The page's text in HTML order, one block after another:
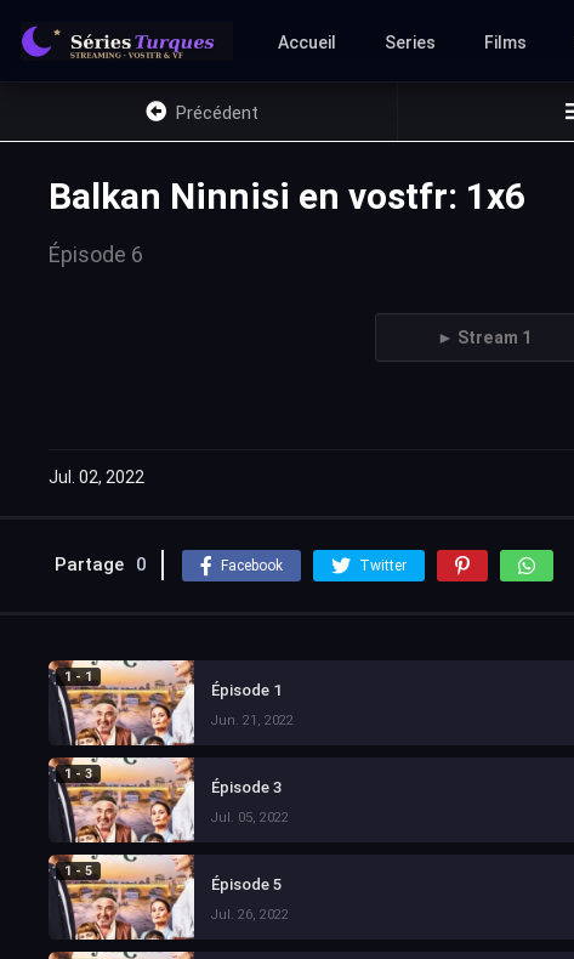
Accueil Series Films
Précédent
Balkan Ninnisi en vostfr: 1x6
Épisode 6
► Stream 1
Jul. 02, 2022
Partage 0 Facebook Twitter
1 - 1
Épisode 1
Jun. 21, 2022
1 - 3
Épisode 3
Jul. 05, 2022
1 - 5
Épisode 5
Jul. 26, 2022